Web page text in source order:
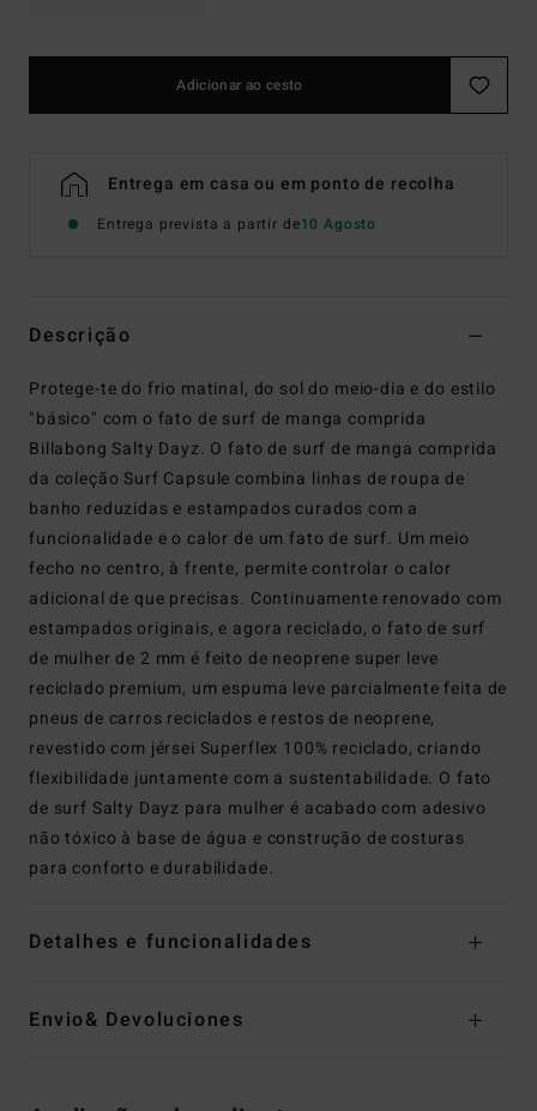
Adicionar ao cesto
Entrega em casa ou em ponto de recolha
Entrega prevista a partir de10 Agosto
Descrição
Protege-te do frio matinal, do sol do meio-dia e do estilo
"básico" com o fato de surf de manga comprida
Billabong Salty Dayz. O fato de surf de manga comprida
da coleção Surf Capsule combina linhas de roupa de
banho reduzidas e estampados curados com a
funcionalidade e o calor de um fato de surf. Um meio
fecho no centro, à frente, permite controlar o calor
adicional de que precisas. Continuamente renovado com
estampados originais, e agora reciclado, o fato de surf
de mulher de 2 mm é feito de neoprene super leve
reciclado premium, um espuma leve parcialmente feita de
pneus de carros reciclados e restos de neoprene,
revestido com jérsei Superflex 100% reciclado, criando
flexibilidade juntamente com a sustentabilidade. O fato
de surf Salty Dayz para mulher é acabado com adesivo
não tóxico à base de água e construção de costuras
para conforto e durabilidade.
Detalhes e funcionalidades
Envio& Devoluciones